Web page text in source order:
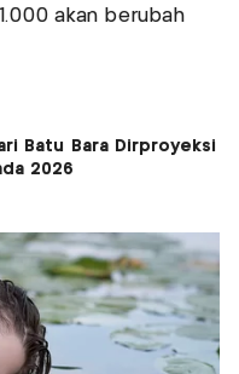
akan berubah
Batu Bara Dirproyeksi
2026